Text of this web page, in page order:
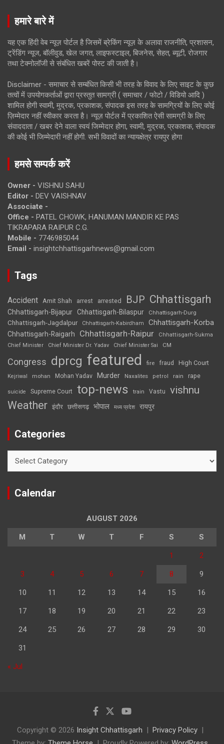
हमारे बारे में
यह एक हिंदी वेब न्यूज़ पोर्टल है जिसमें ब्रेकिंग न्यूज़ के अलावा राजनीति, प्रशासन,
ट्रेंडिंग न्यूज, बॉलीवुड, खेल जगत, लाइफस्टाइल, बिजनेस, सेहत, ब्यूटी, रोजगार
तथा टेक्नोलॉजी से संबंधित खबरें पोस्ट की जाती है।
Disclaimer - समाचार से सम्बंधित किसी भी तरह के विवाद के लिए साइट के कुछ
तत्वों में उपयोगकर्ताओं द्वारा प्रस्तुत सामग्री ( समाचार / फोटो / विडियो आदि )
शामिल होगी स्वामी, मुद्रक, प्रकाशक, संपादक इस तरह के सामग्रियों के लिए कोई
ज़िम्मेदार नहीं स्वीकार करता है। न्यूज़ पोर्टल में प्रकाशित ऐसी सामग्री के लिए
संवाददाता / खबर देने वाला स्वयं जिम्मेदार होगा, स्वामी, मुद्रक, प्रकाशक, संपादक
की कोई भी जिम्मेदारी नहीं होगी. सभी विवादों का न्यायक्षेत्र रायपुर होगा
हमसे सम्पर्क करें
Owner - VISHNU SAHU
Editor - DEV VAISHNAV
Associate -
Office - PATEL CHOWK, HANUMAN MANDIR KE PAS
TIKRAPARA RAIPUR C.G.
Mobile - 7746985044
Email - insightchhattisgarhnews@gmail.com
Tags
Accident Amit Shah arrest arrested BJP Chhattisgarh
Chhattisgarh-Bijapur Chhattisgarh-Bilaspur Chhattisgarh-Durg
Chhattisgarh-Jagdalpur Chhattisgarh-Kabirdham Chhattisgarh-Korba
Chhattisgarh-Raigarh Chhattisgarh-Raipur
Chhattisgarh-Sukma
Chief Minister
Chief Minister Dr. Yadav Chief Minister Sai CM
Congress dprcg featured fire fraud High Court
Kejriwal mohan Mohan Yadav Murder Naxalites petrol rain rape
suicide Supreme Court top-news train Vastu vishnu
Weather इंदौर छत्तीसगढ़ भोपाल मध्य प्रदेश रायपुर
Categories
Calendar
AUGUST 2026
M T W T F S S
1 2
3 4 5 6 7 8 9
10 11 12 13 14 15 16
17 18 19 20 21 22 23
24 25 26 27 28 29 30
31
« Jul
Copyright © 2026 Insight Chhattisgarh
Privacy Policy